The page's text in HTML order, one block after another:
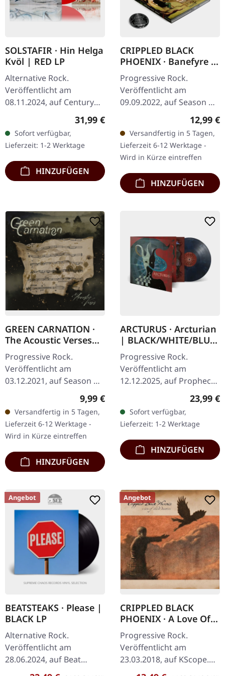
SOLSTAFIR · Hin Helga
Kvöl | RED LP
Alternative Rock.
Veröffentlicht am
08.11.2024, auf Century
Media Records. Weißes
Gatefold, inklusive
speziellem Artprint. "Hin…
Regulärer Preis:
31,99 €
Sofort verfügbar,
Lieferzeit: 1-2 Werktage
HINZUFÜGEN
CRIPPLED BLACK
PHOENIX · Banefyre |
CD DIGIBOX
Progressive Rock.
Veröffentlicht am
09.09.2022, auf Season Of
Mist. Deluxe Doppel-CD
DigiPak in Box mit Bonus-
Track und 16-seitigem
Booklet,…
12,99 €
Versandfertig in 5 Tagen,
Lieferzeit 6-12 Werktage -
Wird in Kürze eintreffen
HINZUFÜGEN
GREEN CARNATION ·
The Acoustic Verses
(Remaster 2021) |
DIGIPAK CD
Progressive Rock.
Veröffentlicht am
03.12.2021, auf Season Of
Mist. Neues Remaster
zum 15-jährigen Jubiläum
im DigiPak. Was passiert,
wenn…
Regulärer Preis:
9,99 €
Versandfertig in 5 Tagen,
Lieferzeit 6-12 Werktage -
Wird in Kürze eintreffen
HINZUFÜGEN
ARCTURUS · Arcturian
| BLACK/WHITE/BLUE
LP
Progressive Rock.
Veröffentlicht am
12.12.2025, auf Prophecy
Schwarz/Weiß/Blau
marmoriertes Vinyl im
Gatefold-Cover mit
bedruckter…
23,99 €
Sofort verfügbar,
Lieferzeit: 1-2 Werktage
HINZUFÜGEN
Angebot
BEATSTEAKS · Please |
BLACK LP
Alternative Rock.
Veröffentlicht am
28.06.2024, auf Beat
Records. Schwarzes Vinyl
Angebot
CRIPPLED BLACK
PHOENIX · A Love Of
Shared Disasters |
DIGIPAK CD
Progressive Rock.
Veröffentlicht am
23.03.2018, auf KScope.
CD im DigiPak. Crippled